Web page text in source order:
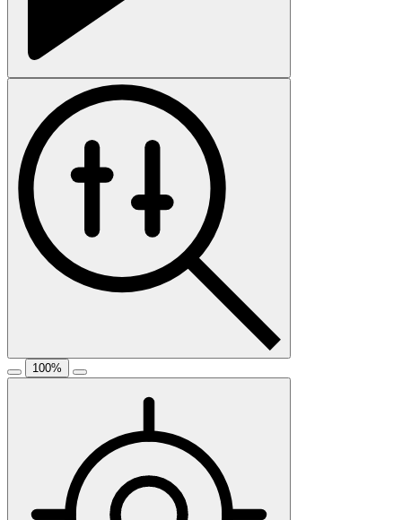
100%